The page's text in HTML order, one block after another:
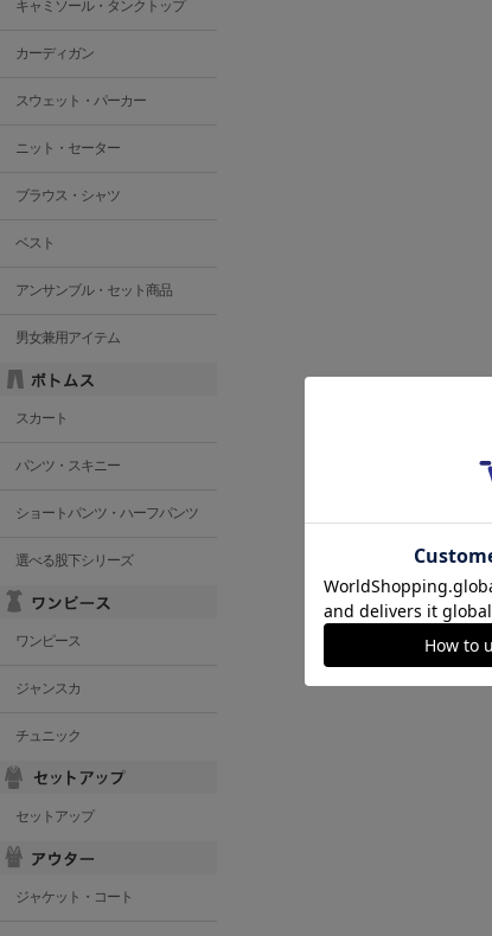
キャミソール・タンクトップ
カーディガン
スウェット・パーカー
ニット・セーター
ブラウス・シャツ
ベスト
アンサンブル・セット商品
男女兼用アイテム
スカート
パンツ・スキニー
ショートパンツ・ハーフパンツ
選べる股下シリーズ
ワンピース
ジャンスカ
チュニック
セットアップ
ジャケット・コート